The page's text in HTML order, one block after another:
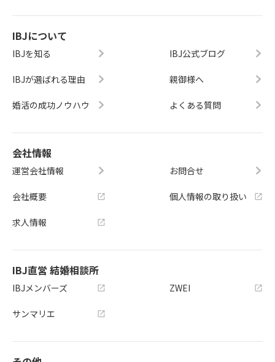
IBJについて
IBJを知る
IBJが選ばれる理由
婚活の成功ノウハウ
IBJ公式ブログ
親御様へ
よくある質問
会社情報
運営会社情報
会社概要
求人情報
お問合せ
個人情報の取り扱い
IBJ直営 結婚相談所
IBJメンバーズ
サンマリエ
ZWEI